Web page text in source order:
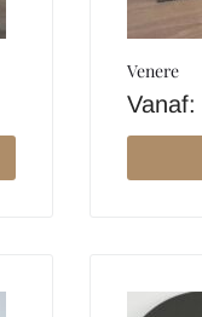
Venere
Vanaf: